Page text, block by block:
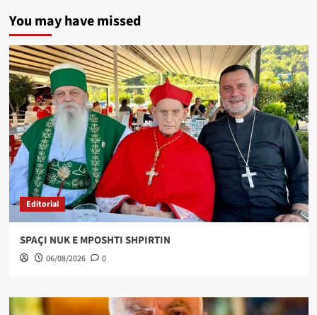
You may have missed
Editorial
SPAÇI NUK E MPOSHTI SHPIRTIN
06/08/2026 0